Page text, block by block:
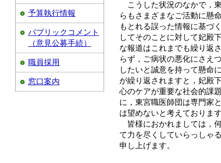
予算執行情報
パブリックコメント
（意見公募手続）
職員採用
窓口案内
こうした状況のなかで，
らもさまざまなご活動に懸
もとれる誤った情報に基づ
してそのことに対して妃殿
な報道はこれまでも繰り返
らず，ご病状の悪化にさえ
したいと誠意を持って懸命
が繰り返されますと，妃殿
心のケアが重要な社会的課
に，東宮職医師団は専門家
は望めないと考えておりま
皆様におかれましては，
て力を尽くしていらっしゃ
申し上げます。